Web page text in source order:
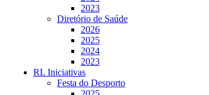
2023
Diretório de Saúde
2026
2025
2024
2023
RL Iniciativas
Festa do Desporto